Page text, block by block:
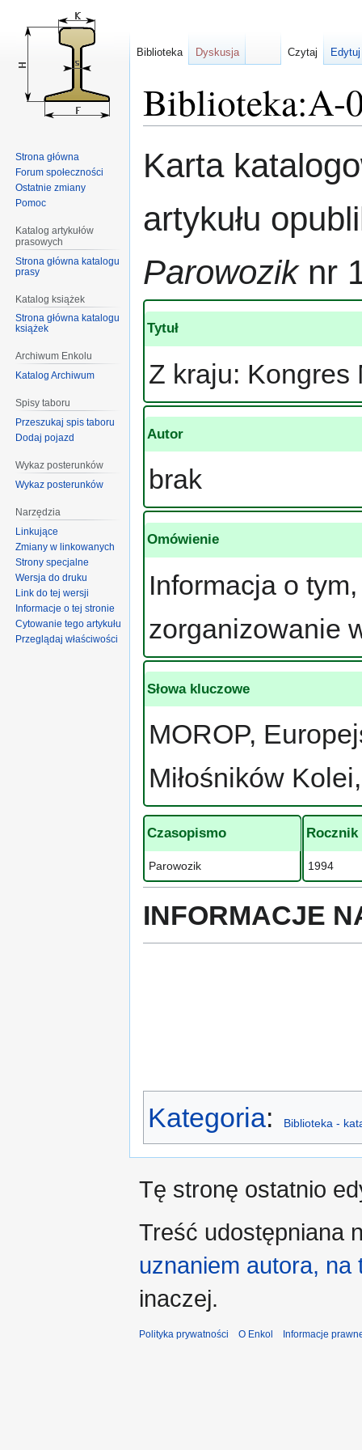
Biblioteka:A-
do
do
Karta
artykułu
Parowoziknr
Tytuł
Z kraju: Kongres
Autor
brak
Omówienie
Informacja o
zorganizowanie
Słowa kluczowe
MOROP,
Miłośników
Czasopismo
Parowozik
Rocznik
1994
INFORMACJE
Kategoria: Biblioteka -
Biblioteka Dyskusja Czytaj
Strona główna
Forum społeczności
Ostatnie zmiany
Pomoc
Katalog artykułów
prasowych
Strona główna katalogu
prasy
Katalog książek
Strona główna katalogu
książek
Archiwum Enkolu
Katalog Archiwum
Spisy taboru
Przeszukaj spis taboru
Dodaj pojazd
Wykaz posterunków
Wykaz posterunków
Narzędzia
Linkujące
Zmiany w linkowanych
Strony specjalne
Wersja do druku
Link do tej wersji
Informacje o tej stronie
Cytowanie tego artykułu
Przeglądaj właściwości
Tę stronę ostatnio
Treść udostępniana
uznaniem autora,
inaczej.
Polityka prywatności O Enkol Informacje